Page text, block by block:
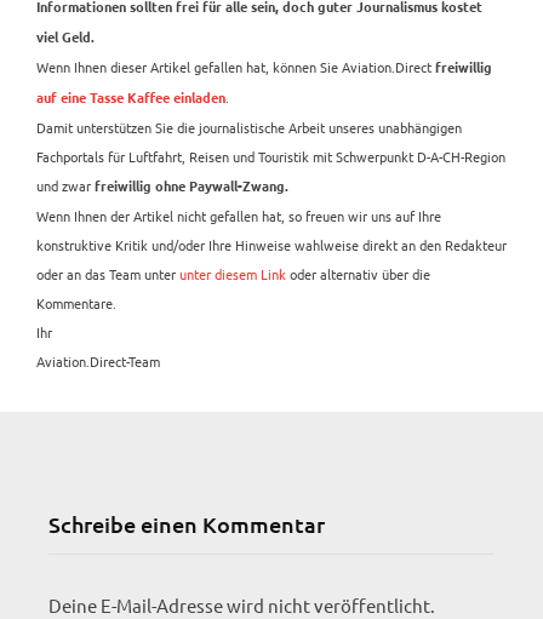
Informationen sollten frei für alle sein, doch guter Journalismus kostet
viel Geld.
Wenn Ihnen dieser Artikel gefallen hat, können Sie Aviation.Direct freiwillig
auf eine Tasse Kaffee einladen
Damit unterstützen Sie die journalistische Arbeit unseres unabhängigen
Fachportals für Luftfahrt, Reisen und Touristik mit Schwerpunkt D-A-CH-Region
und zwar freiwillig ohne Paywall-Zwang.
Wenn Ihnen der Artikel nicht gefallen hat, so freuen wir uns auf Ihre
konstruktive Kritik und/oder Ihre Hinweise wahlweise direkt an den Redakteur
oder an das Team unterunter diesem Link oder alternativ über die
Kommentare.
Ihr
Aviation.Direct-Team
Schreibe einen Kommentar
Deine E-Mail-Adresse wird nicht veröffentlicht.